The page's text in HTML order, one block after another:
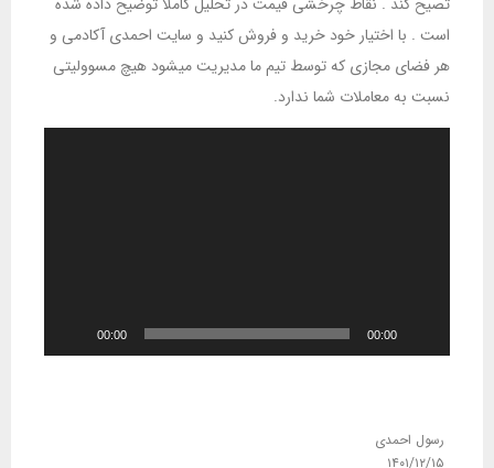
است . با اختیار خود خرید و فروش کنید و سایت احمدی آکادمی و
هر فضای مجازی که توسط تیم ما مدیریت میشود هیچ مسوولیتی
نسبت به معاملات شما ندارد.
00:00
00:00
رسول احمدی
۱۴۰۱/۱۲/۱۵